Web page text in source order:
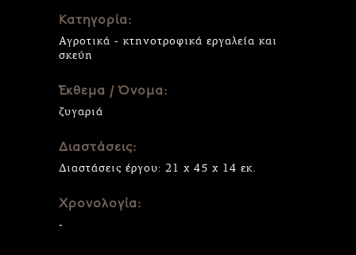
Κατηγορία:
Αγροτικά - κτηνοτροφικά εργαλεία και
σκεύη
Έκθεμα / Όνομα:
ζυγαριά
Διαστάσεις:
Διαστάσεις έργου: 21 x 45 x 14 εκ.
Χρονολογία:
-